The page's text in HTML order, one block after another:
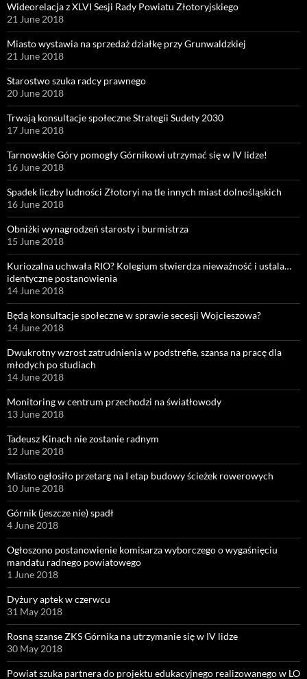
Wideorelacja z XLVI Sesji Rady Powiatu Złotoryjskiego
21 June 2018
Miasto wystawia na sprzedaż działkę przy Grunwaldzkiej
21 June 2018
Starostwo szuka radcy prawnego
20 June 2018
Trwają konsultacje społeczne Strategii Sudety 2030
17 June 2018
Tarnowskie Góry pomogły Górnikowi utrzymać się w IV lidze!
16 June 2018
Spadek liczby ludności Złotoryi na tle innych miast dolnośląskich
16 June 2018
Obniżki wynagrodzeń starosty i burmistrza
15 June 2018
Kuriozalna uchwała RIO? Kolegium stwierdza nieważność i ustala…
identyczne postanowienia
14 June 2018
Będą konsultacje społeczne w sprawie secesji Wojcieszowa?
14 June 2018
Dwukrotny wzrost zatrudnienia w podstrefie, szansa na pracę dla
młodych po studiach
14 June 2018
Monitoring w centrum przechodzi na światłowody
13 June 2018
Tadeusz Kinach nie zostanie radnym
12 June 2018
Miasto ogłosiło przetarg na I etap budowy ścieżek rowerowych
10 June 2018
Górnik (jeszcze nie) spadł
4 June 2018
Ogłoszono postanowienie komisarza wyborczego o wygaśnięciu
mandatu radnego powiatowego
1 June 2018
Dyżury aptek w czerwcu
31 May 2018
Rosną szanse ZKS Górnika na utrzymanie się w IV lidze
30 May 2018
Powiat szuka partnera do projektu edukacyjnego realizowanego w LO